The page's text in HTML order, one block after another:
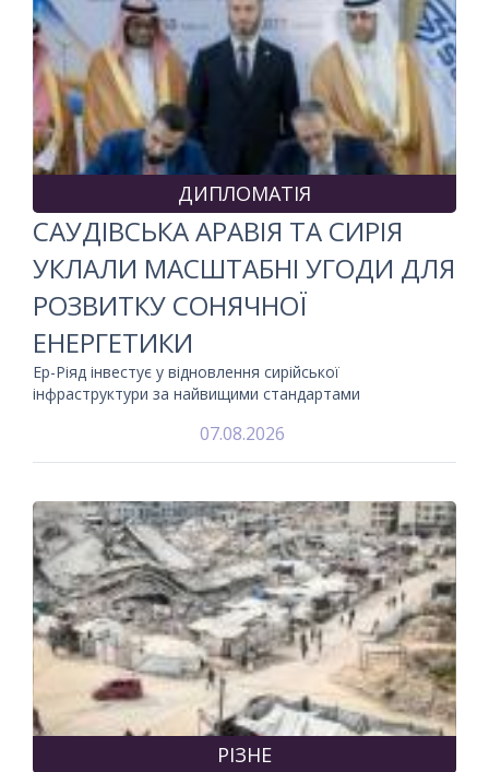
ДИПЛОМАТІЯ
САУДІВСЬКА АРАВІЯ ТА СИРІЯ
УКЛАЛИ МАСШТАБНІ УГОДИ ДЛЯ
РОЗВИТКУ СОНЯЧНОЇ
ЕНЕРГЕТИКИ
Ер-Ріяд інвестує у відновлення сирійської
інфраструктури за найвищими стандартами
07.08.2026
РІЗНЕ